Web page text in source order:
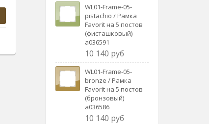
WL01-Frame-05-
pistachio / Рамка
Favorit на 5 постов
(фисташковый)
a036591
10 140 руб
WL01-Frame-05-
bronze / Рамка
Favorit на 5 постов
(бронзовый)
a036586
10 140 руб